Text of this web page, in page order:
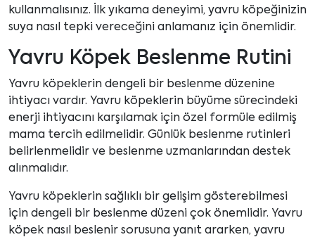
kullanmalısınız. İlk yıkama deneyimi, yavru köpeğinizin
suya nasıl tepki vereceğini anlamanız için önemlidir.
Yavru Köpek Beslenme Rutini
Yavru köpeklerin dengeli bir beslenme düzenine
ihtiyacı vardır. Yavru köpeklerin büyüme sürecindeki
enerji ihtiyacını karşılamak için özel formüle edilmiş
mama tercih edilmelidir. Günlük beslenme rutinleri
belirlenmelidir ve beslenme uzmanlarından destek
alınmalıdır.
Yavru köpeklerin sağlıklı bir gelişim gösterebilmesi
için dengeli bir beslenme düzeni çok önemlidir. Yavru
köpek nasıl beslenir sorusuna yanıt ararken, yavru